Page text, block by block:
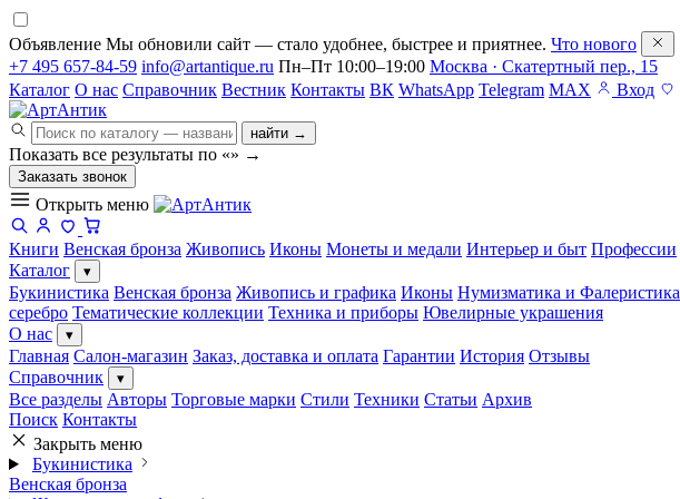
Объявление Мы обновили сайт — стало удобнее, быстрее и приятнее. Что нового
+7 495 657-84-59 info@artantique.ru Пн–Пт 10:00–19:00 Москва · Скатертный пер., 15
Каталог О нас Справочник Вестник Контакты ВК WhatsApp Telegram MAX Вход
найти →
Показать все результаты по «» →
Заказать звонок
Открыть меню
Книги Венская бронза Живопись Иконы Монеты и медали Интерьер и быт Профессии
Каталог
▾
Букинистика Венская бронза Живопись и графика Иконы Нумизматика и Фалеристика
серебро Тематические коллекции Техника и приборы Ювелирные украшения
О нас
▾
Главная Салон-магазин Заказ, доставка и оплата Гарантии История Отзывы
Справочник
▾
Все разделы Авторы Торговые марки Стили Техники Статьи Архив
Поиск Контакты
Закрыть меню
Букинистика
Венская бронза